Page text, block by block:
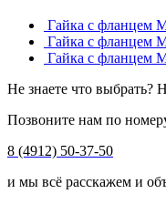
Гайка с фланцем
Гайка с фланцем
Гайка с фланцем
Не знаете что выбрать?
Позвоните нам по
8 (4912) 50-37-50
и мы всё расскажем и